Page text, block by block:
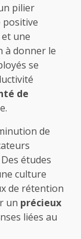
pilier
positive
une
à donner le
se
de
de
études
culture
de rétention
un précieux
liées au